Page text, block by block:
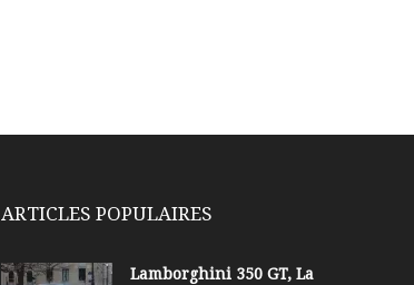
ARTICLES POPULAIRES
Lamborghini 350 GT, La